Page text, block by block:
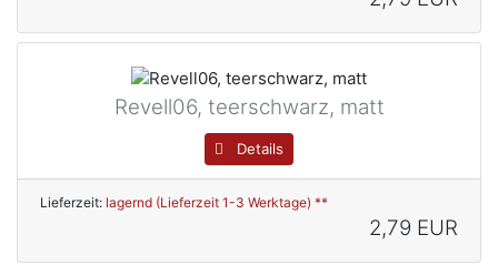
Revell06, teerschwarz, matt
Details
Lieferzeit: lagernd (Lieferzeit 1-3 Werktage) **
2,79 EUR